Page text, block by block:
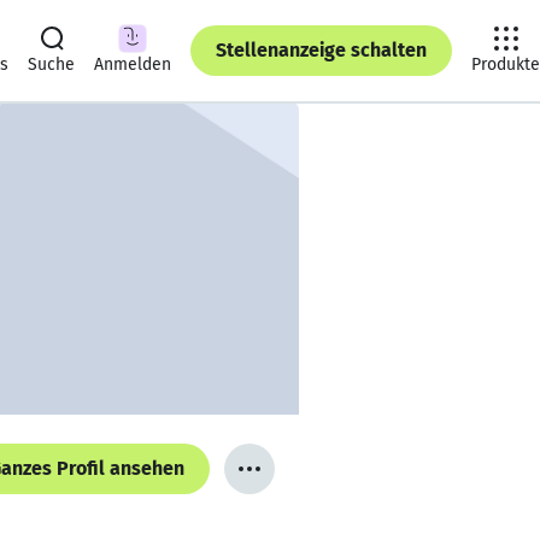
Suche Anmelden
Stellenanzeige schalten
Produkte
Profil ansehen